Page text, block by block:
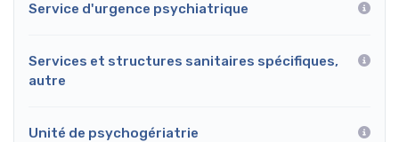
Service d'urgence psychiatrique
Services et structures sanitaires spécifiques,
autre
Unité de psychogériatrie